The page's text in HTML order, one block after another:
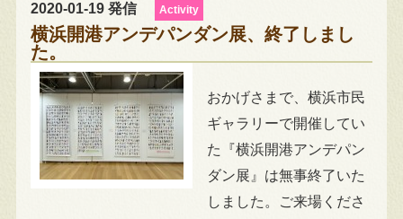
2020-01-19 発信 Activity
横浜開港アンデパンダン展、終了しまし
た。
おかげさまで、横浜市民
ギャラリーで開催してい
た『横浜開港アンデパン
ダン展』は無事終了いた
しました。ご来場くださ